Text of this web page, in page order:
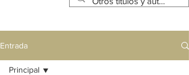
Entrada
Principal